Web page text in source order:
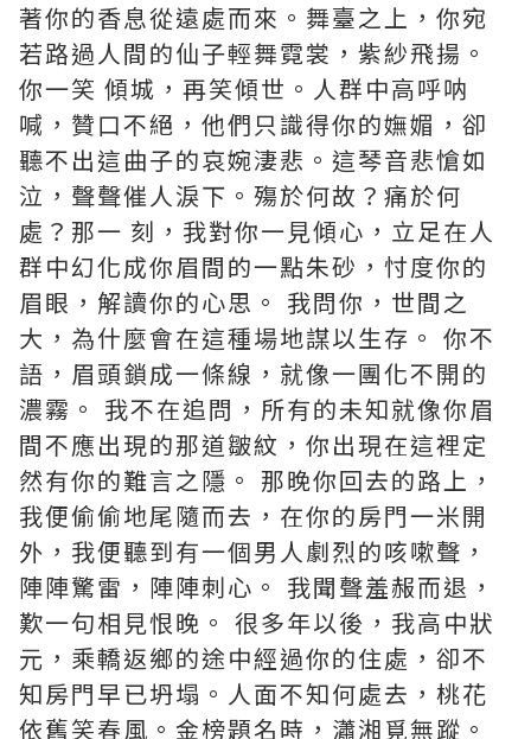
著你的香息從遠處而來。舞臺之上，你宛
若路過人間的仙子輕舞霓裳，紫紗飛揚。
你一笑 傾城，再笑傾世。人群中高呼呐
喊，贊口不絕，他們只識得你的嫵媚，卻
聽不出這曲子的哀婉淒悲。這琴音悲愴如
泣，聲聲催人淚下。殤於何故？痛於何
處？那一 刻，我對你一見傾心，立足在人
群中幻化成你眉間的一點朱砂，忖度你的
眉眼，解讀你的心思。 我問你，世間之
大，為什麼會在這種場地謀以生存。 你不
語，眉頭鎖成一條線，就像一團化不開的
濃霧。 我不在追問，所有的未知就像你眉
間不應出現的那道皺紋，你出現在這裡定
然有你的難言之隱。 那晚你回去的路上，
我便偷偷地尾隨而去，在你的房門一米開
外，我便聽到有一個男人劇烈的咳嗽聲，
陣陣驚雷，陣陣刺心。 我聞聲羞赧而退，
歎一句相見恨晚。 很多年以後，我高中狀
元，乘轎返鄉的途中經過你的住處，卻不
知房門早已坍塌。人面不知何處去，桃花
依舊笑春風。金榜題名時，瀟湘覓無蹤。